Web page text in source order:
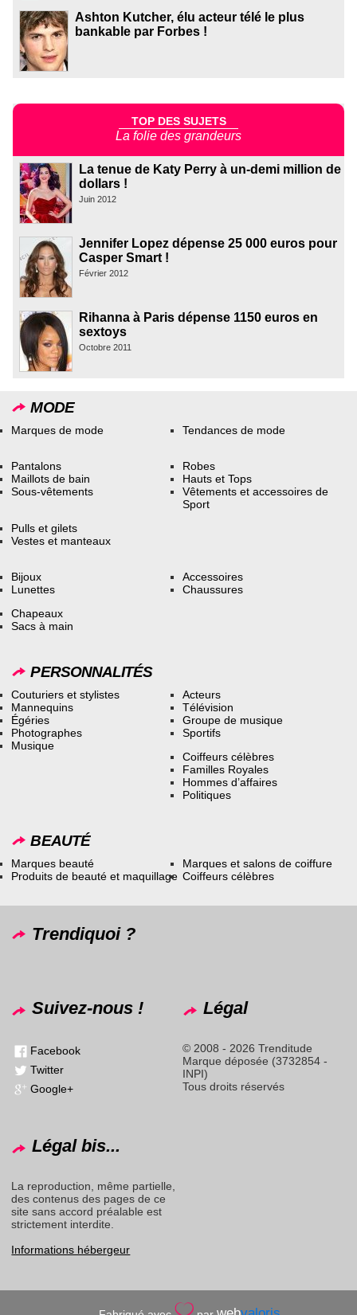
Ashton Kutcher, élu acteur télé le plus
bankable par Forbes !
TOP DES SUJETS
La folie des grandeurs
La tenue de Katy Perry à un-demi million de
dollars !
Juin 2012
Jennifer Lopez dépense 25 000 euros pour
Casper Smart !
Février 2012
Rihanna à Paris dépense 1150 euros en
sextoys
Octobre 2011
MODE
Marques de mode Tendances de mode
Pantalons
Maillots de bain
Sous-vêtements
Robes
Hauts et Tops
Vêtements et accessoires de
Sport
Pulls et gilets
Vestes et manteaux
Bijoux
Lunettes
Accessoires
Chaussures
Chapeaux
Sacs à main
PERSONNALITÉS
Couturiers et stylistes
Mannequins
Égéries
Photographes
Musique
Acteurs
Télévision
Groupe de musique
Sportifs
Coiffeurs célèbres
Familles Royales
Hommes d’affaires
Politiques
BEAUTÉ
Marques beauté
Produits de beauté et maquillage
Marques et salons de coiffure
Coiffeurs célèbres
Trendiquoi ?
Suivez-nous !
Facebook
Twitter
Google+
Légal
© 2008 - 2026 Trenditude
Marque déposée (3732854 -
INPI)
Tous droits réservés
Légal bis...
La reproduction, même partielle,
des contenus des pages de ce
site sans accord préalable est
strictement interdite.
Informations hébergeur